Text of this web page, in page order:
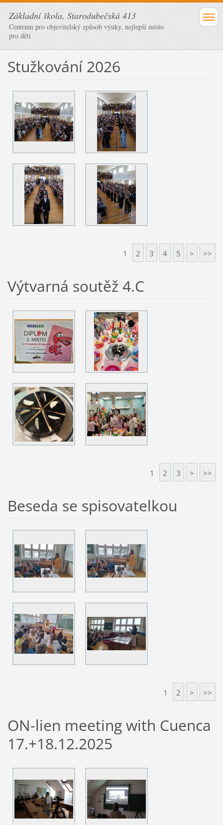
Základní škola, Starodubečská 413
Centrum pro objevitelský způsob výuky, nejlepší místo
pro děti
Stužkování 2026
1 2 3 4 5 > >>
Výtvarná soutěž 4.C
1 2 3 > >>
Beseda se spisovatelkou
1 2 > >>
ON-lien meeting with Cuenca
17.+18.12.2025